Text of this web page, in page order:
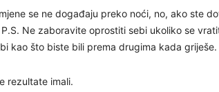
se ne događaju preko noći, no, ako ste
Ne zaboravite oprostiti sebi ukoliko se
kao što biste bili prema drugima kada griješe.
rezultate imali.